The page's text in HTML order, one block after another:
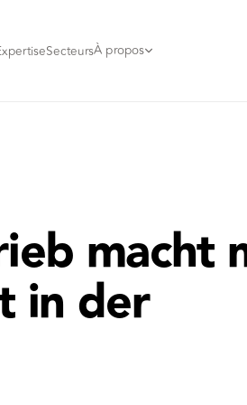
SecteursÀ propos
macht
in der